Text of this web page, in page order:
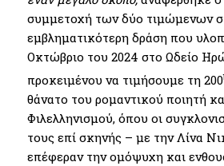
συμμετοχή των δύο τιμώμενων
εμβληματικότερη δράση που
Οκτώβριο του 2024 στο Ωδείο
προκειμένου να τιμήσουμε τη 200
θάνατο του ρομαντικού ποιητή
Φιλελληνισμού, όπου οι
τους επί σκηνής – με την Λίνα
επέφεραν την ομόψυχη και